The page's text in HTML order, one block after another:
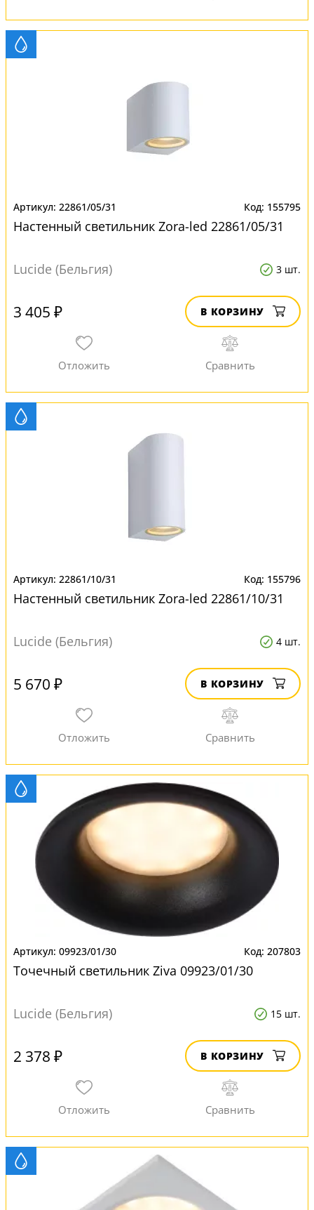
22861/05/31 155795
Настенный светильник Zora-led 22861/05/31
Lucide (Бельгия) 3 шт.
3 405 ₽ В КОРЗИНУ
22861/10/31 155796
Настенный светильник Zora-led 22861/10/31
Lucide (Бельгия) 4 шт.
5 670 ₽ В КОРЗИНУ
09923/01/30 207803
Точечный светильник Ziva 09923/01/30
Lucide (Бельгия) 15 шт.
2 378 ₽ В КОРЗИНУ